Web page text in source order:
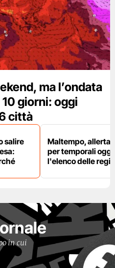
ma l’ondata
giorni: oggi
città
salire
Maltempo, allerta
per temporali oggi
l'elenco delle
in cui